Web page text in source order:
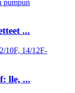
...
lle, ...